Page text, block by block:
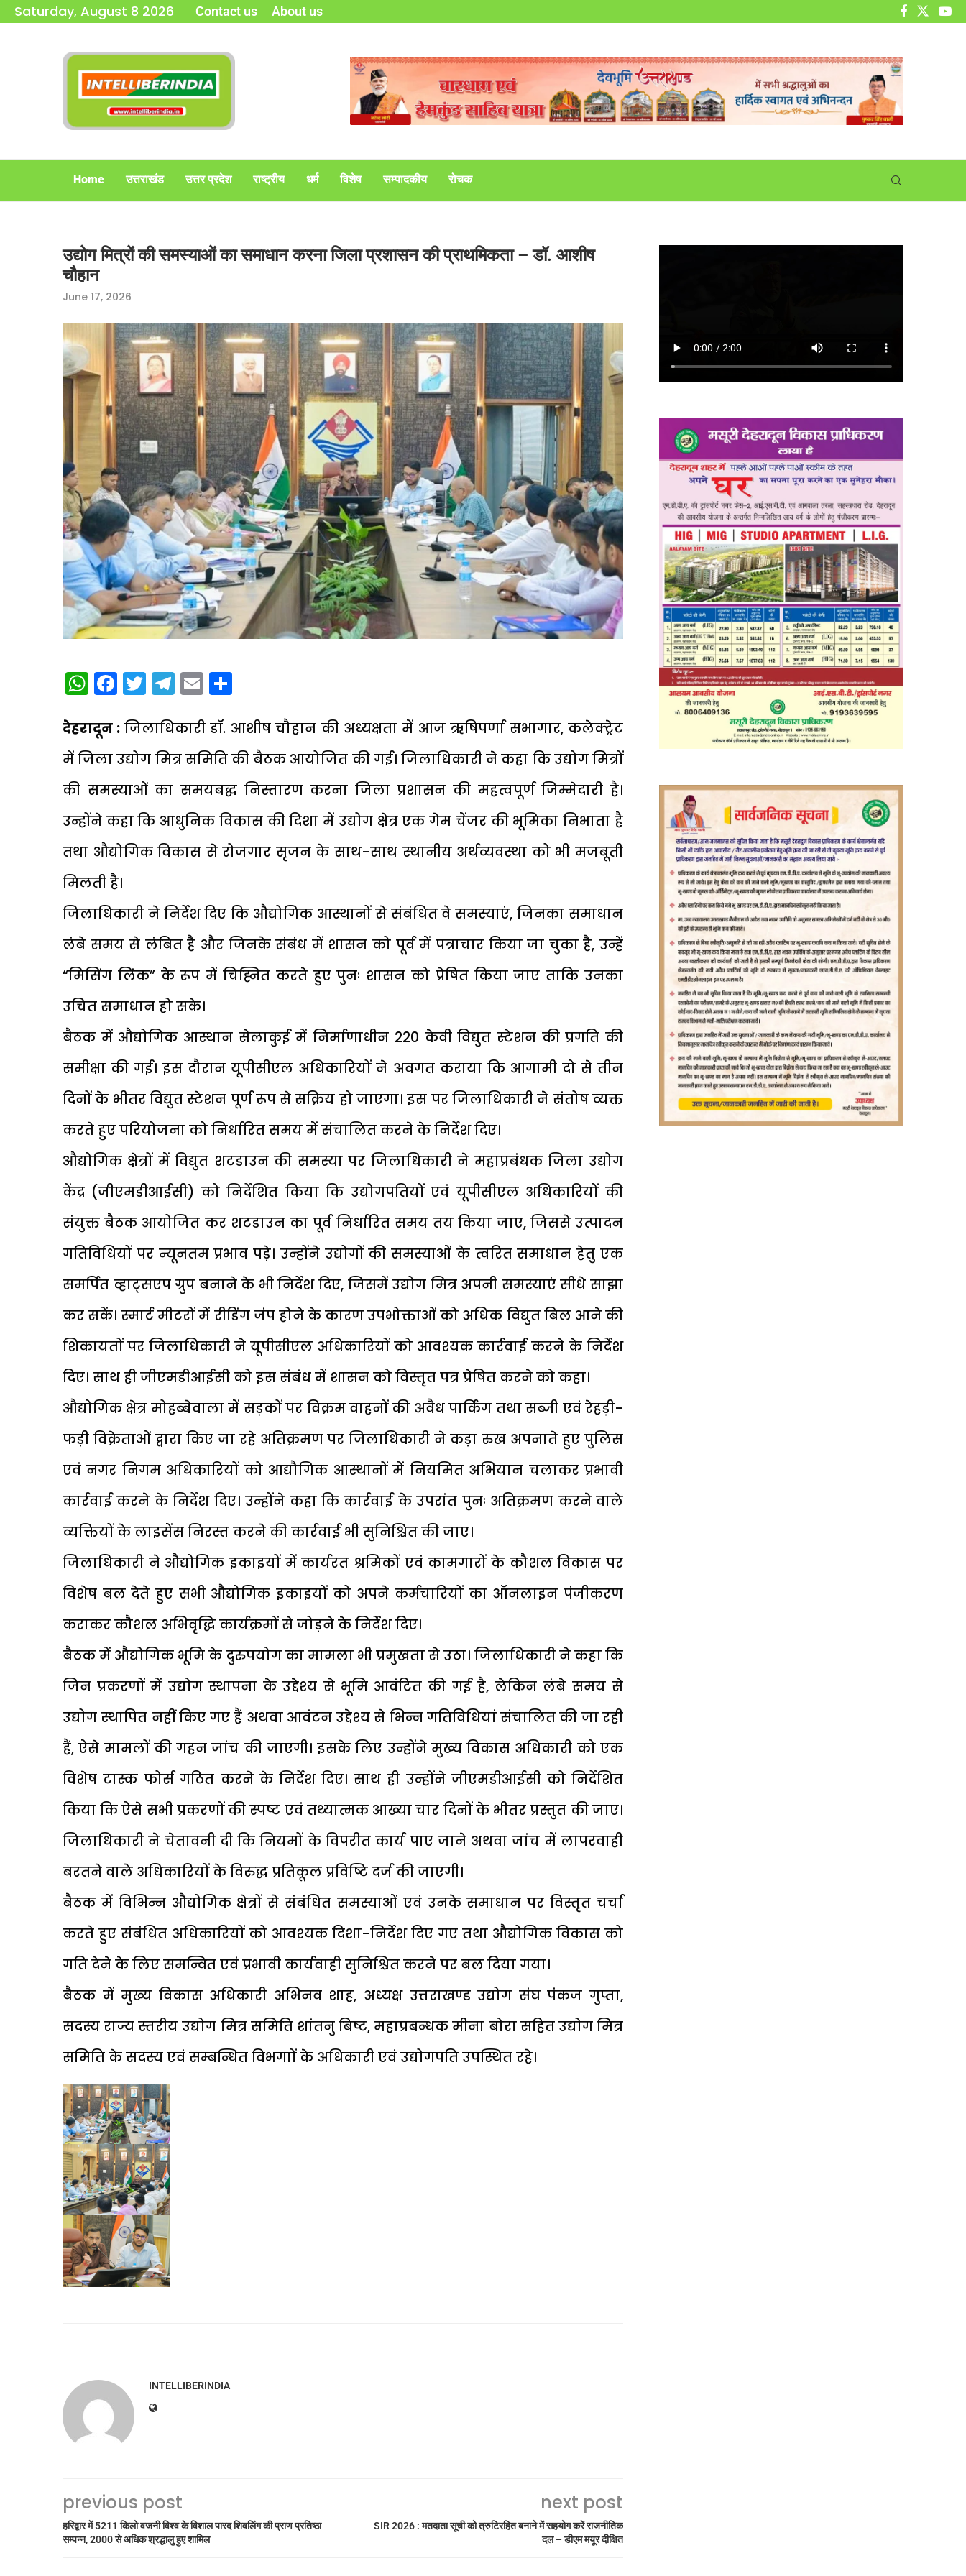
Saturday, August 8 2026 Contact us About us
Home उत्तराखंड उत्तर प्रदेश राष्ट्रीय धर्म विशेष सम्पादकीय रोचक
उद्योग मित्रों की समस्याओं का समाधान करना जिला प्रशासन की प्राथमिकता – डॉ. आशीष
चौहान
June 17, 2026
WhatsApp
Facebook
Twitter
Telegram
Email
देहरादून : जिलाधिकारी डॉ. आशीष चौहान की अध्यक्षता में आज ऋषिपर्णा सभागार, कलेक्ट्रेट
में जिला उद्योग मित्र समिति की बैठक आयोजित की गई। जिलाधिकारी ने कहा कि उद्योग मित्रों
की समस्याओं का समयबद्ध निस्तारण करना जिला प्रशासन की महत्वपूर्ण जिम्मेदारी है।
उन्होंने कहा कि आधुनिक विकास की दिशा में उद्योग क्षेत्र एक गेम चेंजर की भूमिका निभाता है
तथा औद्योगिक विकास से रोजगार सृजन के साथ-साथ स्थानीय अर्थव्यवस्था को भी मजबूती
मिलती है।
जिलाधिकारी ने निर्देश दिए कि औद्योगिक आस्थानों से संबंधित वे समस्याएं, जिनका समाधान
लंबे समय से लंबित है और जिनके संबंध में शासन को पूर्व में पत्राचार किया जा चुका है, उन्हें
“मिसिंग लिंक” के रूप में चिह्नित करते हुए पुनः शासन को प्रेषित किया जाए ताकि उनका
उचित समाधान हो सके।
बैठक में औद्योगिक आस्थान सेलाकुई में निर्माणाधीन 220 केवी विद्युत स्टेशन की प्रगति की
समीक्षा की गई। इस दौरान यूपीसीएल अधिकारियों ने अवगत कराया कि आगामी दो से तीन
दिनों के भीतर विद्युत स्टेशन पूर्ण रूप से सक्रिय हो जाएगा। इस पर जिलाधिकारी ने संतोष व्यक्त
करते हुए परियोजना को निर्धारित समय में संचालित करने के निर्देश दिए।
औद्योगिक क्षेत्रों में विद्युत शटडाउन की समस्या पर जिलाधिकारी ने महाप्रबंधक जिला उद्योग
केंद्र (जीएमडीआईसी) को निर्देशित किया कि उद्योगपतियों एवं यूपीसीएल अधिकारियों की
संयुक्त बैठक आयोजित कर शटडाउन का पूर्व निर्धारित समय तय किया जाए, जिससे उत्पादन
गतिविधियों पर न्यूनतम प्रभाव पड़े। उन्होंने उद्योगों की समस्याओं के त्वरित समाधान हेतु एक
समर्पित व्हाट्सएप ग्रुप बनाने के भी निर्देश दिए, जिसमें उद्योग मित्र अपनी समस्याएं सीधे साझा
कर सकें। स्मार्ट मीटरों में रीडिंग जंप होने के कारण उपभोक्ताओं को अधिक विद्युत बिल आने की
शिकायतों पर जिलाधिकारी ने यूपीसीएल अधिकारियों को आवश्यक कार्रवाई करने के निर्देश
दिए। साथ ही जीएमडीआईसी को इस संबंध में शासन को विस्तृत पत्र प्रेषित करने को कहा।
औद्योगिक क्षेत्र मोहब्बेवाला में सड़कों पर विक्रम वाहनों की अवैध पार्किंग तथा सब्जी एवं रेहड़ी-
फड़ी विक्रेताओं द्वारा किए जा रहे अतिक्रमण पर जिलाधिकारी ने कड़ा रुख अपनाते हुए पुलिस
एवं नगर निगम अधिकारियों को आद्यौगिक आस्थानों में नियमित अभियान चलाकर प्रभावी
कार्रवाई करने के निर्देश दिए। उन्होंने कहा कि कार्रवाई के उपरांत पुनः अतिक्रमण करने वाले
व्यक्तियों के लाइसेंस निरस्त करने की कार्रवाई भी सुनिश्चित की जाए।
जिलाधिकारी ने औद्योगिक इकाइयों में कार्यरत श्रमिकों एवं कामगारों के कौशल विकास पर
विशेष बल देते हुए सभी औद्योगिक इकाइयों को अपने कर्मचारियों का ऑनलाइन पंजीकरण
कराकर कौशल अभिवृद्धि कार्यक्रमों से जोड़ने के निर्देश दिए।
बैठक में औद्योगिक भूमि के दुरुपयोग का मामला भी प्रमुखता से उठा। जिलाधिकारी ने कहा कि
जिन प्रकरणों में उद्योग स्थापना के उद्देश्य से भूमि आवंटित की गई है, लेकिन लंबे समय से
उद्योग स्थापित नहीं किए गए हैं अथवा आवंटन उद्देश्य से भिन्न गतिविधियां संचालित की जा रही
हैं, ऐसे मामलों की गहन जांच की जाएगी। इसके लिए उन्होंने मुख्य विकास अधिकारी को एक
विशेष टास्क फोर्स गठित करने के निर्देश दिए। साथ ही उन्होंने जीएमडीआईसी को निर्देशित
किया कि ऐसे सभी प्रकरणों की स्पष्ट एवं तथ्यात्मक आख्या चार दिनों के भीतर प्रस्तुत की जाए।
जिलाधिकारी ने चेतावनी दी कि नियमों के विपरीत कार्य पाए जाने अथवा जांच में लापरवाही
बरतने वाले अधिकारियों के विरुद्ध प्रतिकूल प्रविष्टि दर्ज की जाएगी।
बैठक में विभिन्न औद्योगिक क्षेत्रों से संबंधित समस्याओं एवं उनके समाधान पर विस्तृत चर्चा
करते हुए संबंधित अधिकारियों को आवश्यक दिशा-निर्देश दिए गए तथा औद्योगिक विकास को
गति देने के लिए समन्वित एवं प्रभावी कार्यवाही सुनिश्चित करने पर बल दिया गया।
बैठक में मुख्य विकास अधिकारी अभिनव शाह, अध्यक्ष उत्तराखण्ड उद्योग संघ पंकज गुप्ता,
सदस्य राज्य स्तरीय उद्योग मित्र समिति शांतनु बिष्ट, महाप्रबन्धक मीना बोरा सहित उद्योग मित्र
समिति के सदस्य एवं सम्बन्धित विभगाों के अधिकारी एवं उद्योगपति उपस्थित रहे।
INTELLIBERINDIA
previous post
हरिद्वार में 5211 किलो वजनी विश्व के विशाल पारद शिवलिंग की प्राण प्रतिष्ठा
सम्पन्न, 2000 से अधिक श्रद्धालु हुए शामिल
next post
SIR 2026 : मतदाता सूची को त्रुटिरहित बनाने में सहयोग करें राजनीतिक
दल – डीएम मयूर दीक्षित